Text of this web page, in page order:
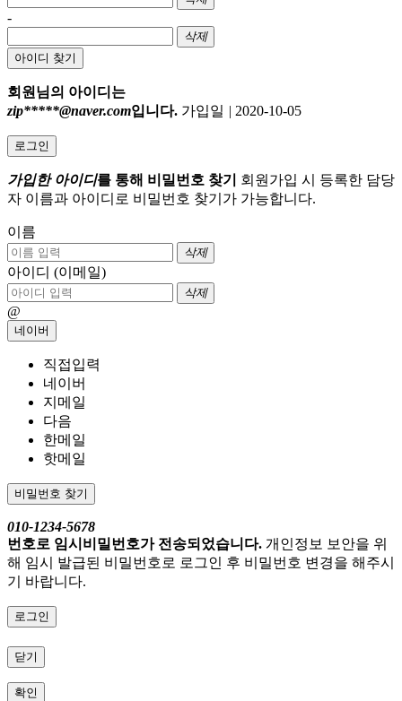
-
삭제
아이디 찾기
회원님의 아이디는
zip*****@naver.com입니다. 가입일 | 2020-10-05
로그인
가입한 아이디를 통해 비밀번호 찾기
회원가입 시 등록한 담당
자 이름과 아이디로 비밀번호 찾기가 가능합니다.
이름
삭제
아이디 (이메일)
삭제
@
네이버
직접입력
네이버
지메일
다음
한메일
핫메일
비밀번호 찾기
010-1234-5678
번호로 임시비밀번호가 전송되었습니다. 개인정보 보안을 위
해 임시 발급된 비밀번호로 로그인 후 비밀번호 변경을 해주시
기 바랍니다.
로그인
닫기
확인